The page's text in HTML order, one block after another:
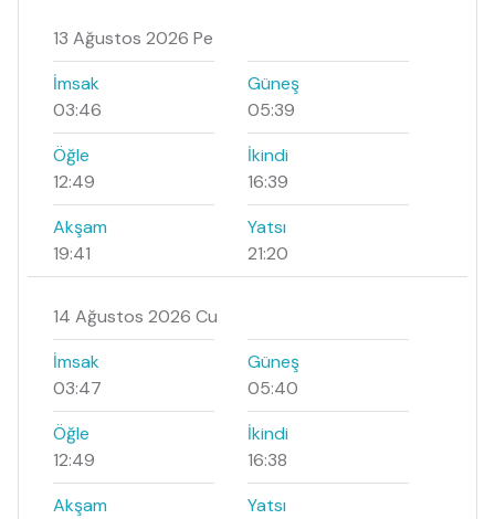
13 Ağustos 2026 Pe
İmsak
03:46
Güneş
05:39
Öğle
12:49
İkindi
16:39
Akşam
19:41
Yatsı
21:20
14 Ağustos 2026 Cu
İmsak
03:47
Güneş
05:40
Öğle
12:49
İkindi
16:38
Akşam
Yatsı